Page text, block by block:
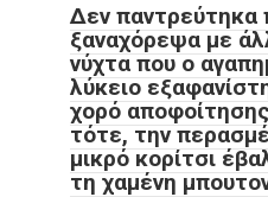
Δεν παντρεύτηκα
ξαναχόρεψα με
νύχτα που ο
λύκειο
χορό
τότε, την
μικρό κορίτσι
τη χαμένη